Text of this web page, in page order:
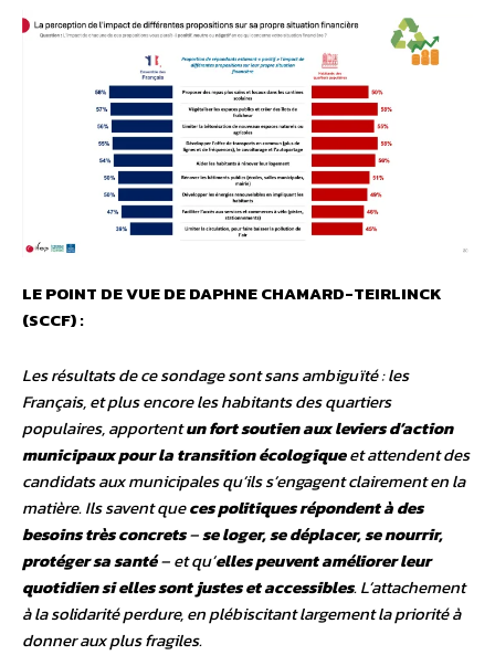
LE POINT DE VUE DE DAPHNE CHAMARD-TEIRLINCK
(SCCF) :
Les résultats de ce sondage sont sans ambiguïté : les
Français, et plus encore les habitants des quartiers
populaires, apportentun fort soutien aux leviers d’action
municipaux pour la transition écologiqueet attendent des
candidats aux municipales qu’ils s’engagent clairement en la
matière. Ils savent queces politiques répondent à des
besoins très concrets–se loger, se déplacer, se nourrir,
protéger sa santé– et qu’elles peuvent améliorer leur
quotidien si elles sont justes et accessibles. L’attachement
à la solidarité perdure, en plébiscitant largement la priorité à
donner aux plus fragiles.